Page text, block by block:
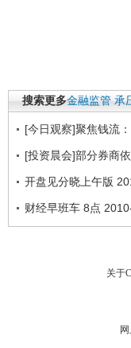
搜索更多金融监管 承
[今日观察]聚焦钱流
[投资晨会]部分券商
开盘见分晓上午版
财经早班车 8点
关于